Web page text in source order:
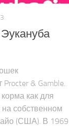
& Gamble.
как для
на собственном
(США). В 1969